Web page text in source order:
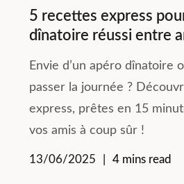
5 recettes express
dînatoire réussi entre
Envie d’un apéro dînatoire
passer la journée ?
express, prêtes en 15
vos amis à coup sûr !
13/06/2025 4 mins read